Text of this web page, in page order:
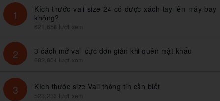
1
Kích thước vali size 24 có được xách tay lên máy bay
không?
621,658 lượt xem
2 3 cách mở vali cực đơn giản khi quên mật khẩu
602,604 lượt xem
3 Kích thước size Vali thông tin cần biết
523,233 lượt xem